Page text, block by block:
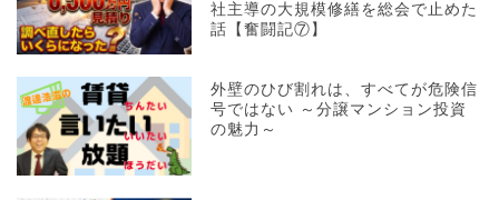
社主導の大規模修繕を総会で止めた
話【奮闘記⑦】
外壁のひび割れは、すべてが危険信
号ではない ～分譲マンション投資
の魅力～